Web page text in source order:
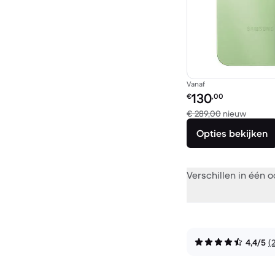
Vanaf
Refurbished prijs:
€130,00
€ 289,00 nieuw
Opties bekijken
Verschillen in één
4,4/5